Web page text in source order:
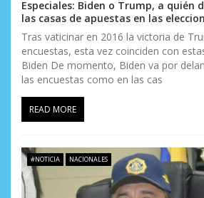
Especiales: Biden o Trump, a quién
las casas de apuestas en las
Tras vaticinar en 2016 la victoria de
encuestas, esta vez coinciden con
Biden De momento, Biden va por
las encuestas como en las cas
READ MORE
#NOTICIA NACIONALES